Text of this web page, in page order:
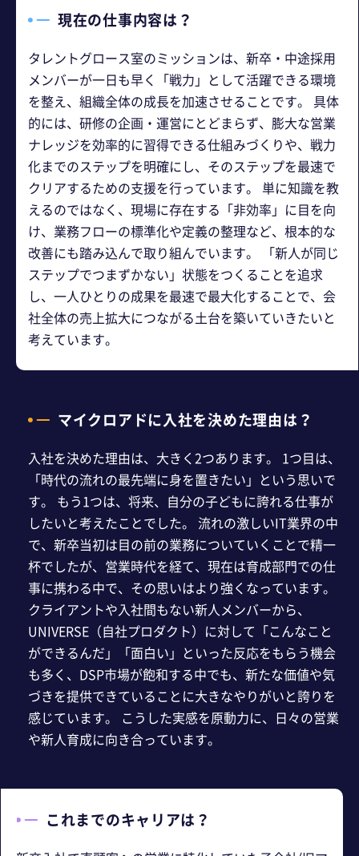
現在の仕事内容は？
タレントグロース室のミッションは、新卒・中途採用
メンバーが一日も早く「戦力」として活躍できる環境
を整え、組織全体の成長を加速させることです。 具体
的には、研修の企画・運営にとどまらず、膨大な営業
ナレッジを効率的に習得できる仕組みづくりや、戦力
化までのステップを明確にし、そのステップを最速で
クリアするための支援を行っています。 単に知識を教
えるのではなく、現場に存在する「非効率」に目を向
け、業務フローの標準化や定義の整理など、根本的な
改善にも踏み込んで取り組んでいます。 「新人が同じ
ステップでつまずかない」状態をつくることを追求
し、一人ひとりの成果を最速で最大化することで、会
社全体の売上拡大につながる土台を築いていきたいと
考えています。
マイクロアドに入社を決めた理由は？
入社を決めた理由は、大きく2つあります。 1つ目は、
「時代の流れの最先端に身を置きたい」という思いで
す。 もう1つは、将来、自分の子どもに誇れる仕事が
したいと考えたことでした。 流れの激しいIT業界の中
で、新卒当初は目の前の業務についていくことで精一
杯でしたが、営業時代を経て、現在は育成部門での仕
事に携わる中で、その思いはより強くなっています。
クライアントや入社間もない新人メンバーから、
UNIVERSE（自社プロダクト）に対して「こんなこと
ができるんだ」「面白い」といった反応をもらう機会
も多く、DSP市場が飽和する中でも、新たな価値や気
づきを提供できていることに大きなやりがいと誇りを
感じています。 こうした実感を原動力に、日々の営業
や新人育成に向き合っています。
これまでのキャリアは？